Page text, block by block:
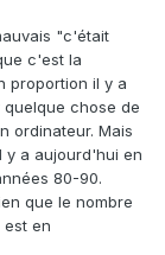
"c'était
c'est la
proportion il y a
chose de
ordinateur. Mais
y a aujourd'hui en
80-90.
que le nombre
en